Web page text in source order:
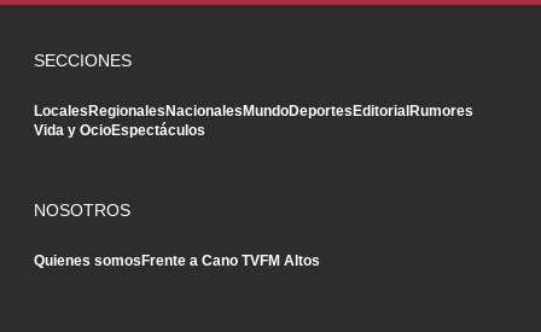
SECCIONES
LocalesRegionalesNacionalesMundoDeportesEditorialRumores
Vida y OcioEspectáculos
NOSOTROS
Quienes somosFrente a Cano TVFM Altos